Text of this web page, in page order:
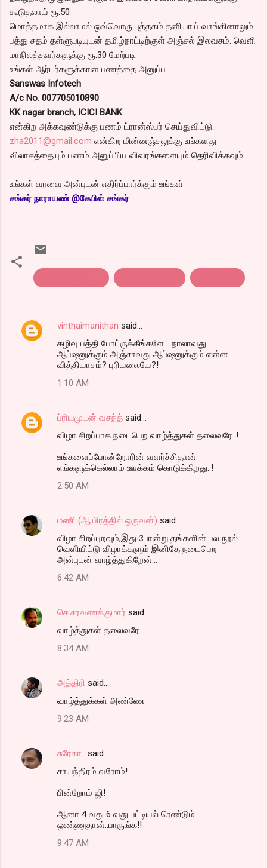
கூடுதலாய் ரூ.50
மொத்தமாக இல்லாமல் ஒவ்வொரு புத்தகம் தனியாய் வாங்கினாலும்
பத்து சதம் தள்ளுபடியுடன் தமிழ்நாட்டிற்குள் அஞ்சல் இலவசம். வெளி
மாநிலத்தவர்களுக்கு ரூ.30 மேற்படி.
உங்கள் ஆர்டர்களுக்கான பணத்தை அனுப்ப..
Sanswas Infotech
A/c No. 007705010890
KK nagar branch, ICICI BANK
என்கிற அக்கவுண்டுக்கு பணம் ட்ரான்ஸ்பர் செய்துவிட்டு..
zha2011@gmail.com என்கிற மின்னஞ்சலுக்கு உங்களது
விலாசத்தையும் பணம் அனுப்பிய விவரங்களையும் தெரிவிக்கவும்.
உங்கள் வரவை அன்புடன் எதிர்ப்பார்க்கும் உங்கள்
சங்கர் நாராயண் @கேபிள் சங்கர்
C
n
t
vinthaimanithan said…
கழிவு பத்தி போட்ருக்கீங்களே... நாலாவது
ஆப்ஷனுக்கும் அஞ்சாவது ஆப்ஷனுக்கும் என்ன
வித்தியாசம்? புரியலையே?!
1:10 AM
ப்ரியமுடன் வசந்த் said…
விழா சிறப்பாக நடைபெற வாழ்த்துகள் தலைவரே..!
உங்களைப்போன்றோரின் வளர்ச்சிதான்
எங்களுக்கெல்லாம் ஊக்கம் கொடுக்கிறது..!
2:50 AM
மணி (ஆயிரத்தில் ஒருவன்) said…
விழா சிறப்புறவும்,இது போன்று தங்களின் பல நூல்
வெளியிட்டு விழாக்களும் இனிதே நடைபெற
அன்புடன் வாழ்த்துகிறேன்...
6:42 AM
செ.சரவணக்குமார் said…
வாழ்த்துகள் தலைவரே.
8:34 AM
அத்திரி said…
வாழ்த்துக்கள் அண்ணே
9:23 AM
சுரேகா.. said…
சாயந்திரம் வரோம்!
பின்றோம் ஜி!
ஆனா 4 வது 6 வது பட்டியல் ரெண்டும்
ஒண்ணுதான்..பாருங்க!!
9:47 AM